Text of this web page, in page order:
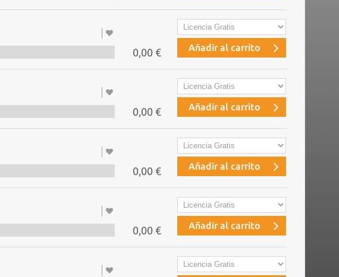
0,00 € Añadir al carrito
0,00 € Añadir al carrito
0,00 € Añadir al carrito
0,00 € Añadir al carrito